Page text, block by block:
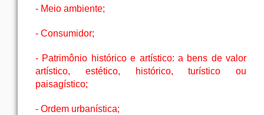
- Meio ambiente;
- Consumidor;
- Patrimônio histórico e artístico: a bens de valor
artístico, estético, histórico, turístico ou
paisagístico;
- Ordem urbanística;